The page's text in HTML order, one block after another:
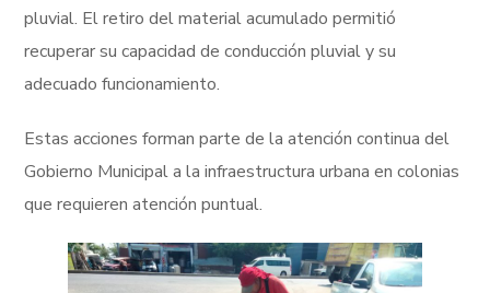
pluvial. El retiro del material acumulado permitió
recuperar su capacidad de conducción pluvial y su
adecuado funcionamiento.
Estas acciones forman parte de la atención continua del
Gobierno Municipal a la infraestructura urbana en colonias
que requieren atención puntual.